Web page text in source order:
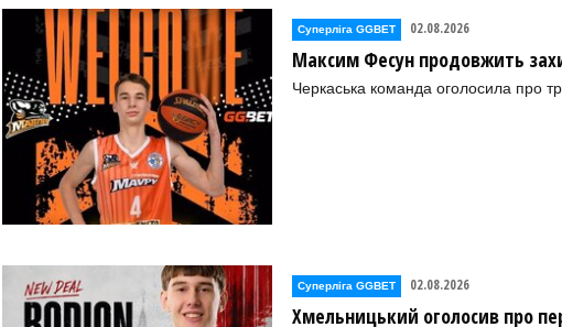
Суперліга GGBET 02.08.2026
Максим Фесун продовжить
Черкаська команда оголосила про
Суперліга GGBET 02.08.2026
Хмельницький оголосив про